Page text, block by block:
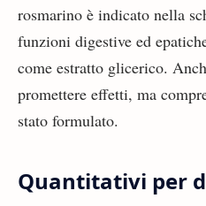
rosmarino è indicato nella
funzioni digestive ed
come estratto glicerico.
promettere effetti, ma
stato formulato.
Quantitativi per